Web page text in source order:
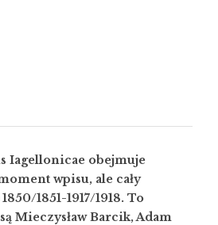
Iagellonicae obejmuje
wpisu, ale cały
1851-1917/1918. To
Mieczysław Barcik, Adam